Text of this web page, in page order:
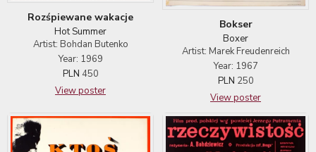
Rozśpiewane wakacje
Hot Summer
Artist: Bohdan Butenko
Year: 1969
PLN 450
View poster
Bokser
Boxer
Artist: Marek Freudenreich
Year: 1967
PLN 250
View poster